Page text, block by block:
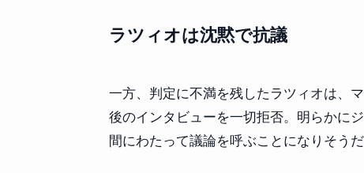
ラツィオは沈黙で抗議
一方、判定に不満を残したラツィオは、
後のインタビューを一切拒否。明らかに
間にわたって議論を呼ぶことになりそうだ